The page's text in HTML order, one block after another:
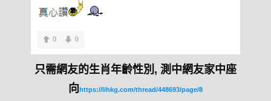
只需網友的生肖年齡性別, 測中網友家中座
向https://lihkg.com/thread/448693/page/8